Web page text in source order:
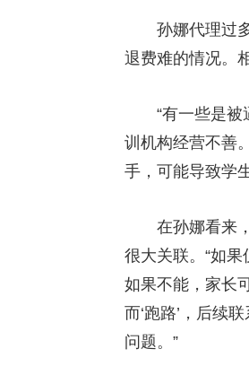
孙娜代理过多
退费难的情况。
“有一些是被逼
训机构经营不善
手，可能导致学
在孙娜看来，
很大关联。“如
如果不能，家长
而‘跑路’，后续
问题。”